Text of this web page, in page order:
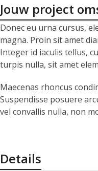
Jouw project
Donec eu urna cursus,
magna. Proin sit amet
Integer id iaculis tellus,
turpis nulla, sit amet
Maecenas rhoncus
Suspendisse posuere
vel convallis nulla, non
Details